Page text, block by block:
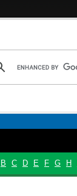
B C D E F G H